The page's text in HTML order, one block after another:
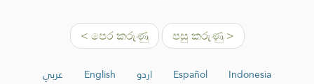
< පෙර කරුණු පසු කරුණු >
عربي English اردو Español
Indonesia